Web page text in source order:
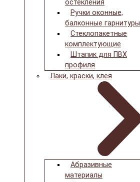
остекления
Ручки оконные,
балконные гарнитуры
Стеклопакетные
комплектующие
Штапик для ПВХ
профиля
Лаки, краски, клея
Абразивные
материалы